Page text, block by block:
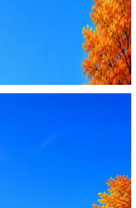
просит войти через
код или пароль,
— это мошенники.
рынки, позиции, вилка, каналы